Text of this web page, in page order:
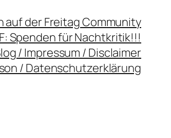
der Freitag Community
Spenden für Nachtkritik!!!
/ Impressum / Disclaimer
/ Datenschutzerklärung